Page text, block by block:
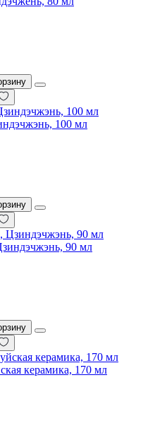
100 мл
90 мл
керамика, 170 мл